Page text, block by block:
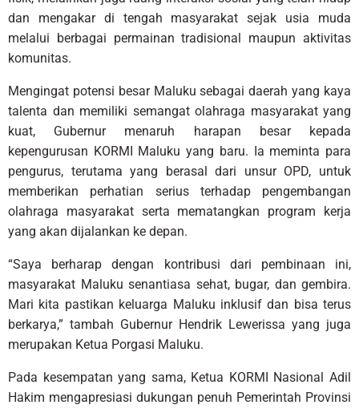
dan mengakar di tengah masyarakat sejak usia muda
melalui berbagai permainan tradisional maupun aktivitas
komunitas.
Mengingat potensi besar Maluku sebagai daerah yang kaya
talenta dan memiliki semangat olahraga masyarakat yang
kuat, Gubernur menaruh harapan besar kepada
kepengurusan KORMI Maluku yang baru. Ia meminta para
pengurus, terutama yang berasal dari unsur OPD, untuk
memberikan perhatian serius terhadap pengembangan
olahraga masyarakat serta mematangkan program kerja
yang akan dijalankan ke depan.
“Saya berharap dengan kontribusi dari pembinaan ini,
masyarakat Maluku senantiasa sehat, bugar, dan gembira.
Mari kita pastikan keluarga Maluku inklusif dan bisa terus
berkarya,” tambah Gubernur Hendrik Lewerissa yang juga
merupakan Ketua Porgasi Maluku.
Pada kesempatan yang sama, Ketua KORMI Nasional Adil
Hakim mengapresiasi dukungan penuh Pemerintah Provinsi